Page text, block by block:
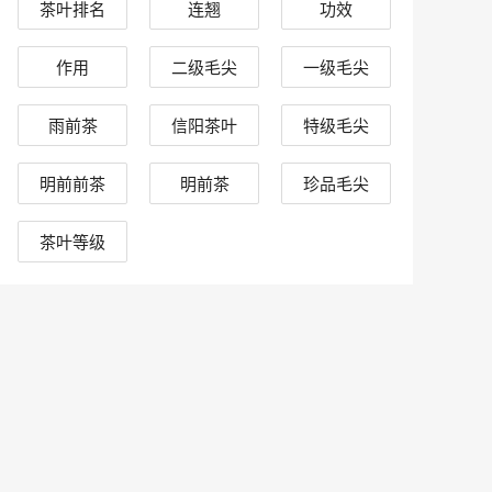
茶叶排名 连翘 功效
作用 二级毛尖 一级毛尖
雨前茶 信阳茶叶 特级毛尖
明前前茶 明前茶 珍品毛尖
茶叶等级